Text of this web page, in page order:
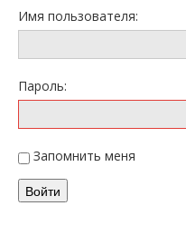
Имя пользователя:
Пароль:
Запомнить меня
Войти